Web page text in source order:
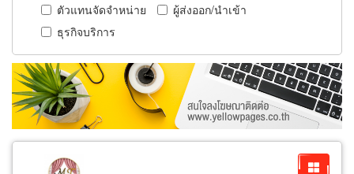
ตัวแทนจัดจำหน่าย
ผู้ส่งออก/นำเข้า
ธุรกิจบริการ